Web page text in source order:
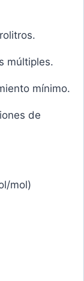
múltiples.
mínimo.
de
mol)